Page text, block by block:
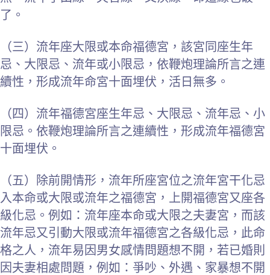
了。
（三）流年座大限或本命福德宮，該宮同座生年
忌、大限忌、流年或小限忌，依鞭炮理論所言之連
續性，形成流年命宮十面埋伏，活日無多。
（四）流年福德宮座生年忌、大限忌、流年忌、小
限忌。依鞭炮理論所言之連續性，形成流年福德宮
十面埋伏。
（五）除前開情形，流年所座宮位之流年宮干化忌
入本命或大限或流年之福德宮，上開福德宮又座各
級化忌。例如：流年座本命或大限之夫妻宮，而該
流年忌又引動大限或流年福德宮之各級化忌，此命
格之人，流年易因男女感情問題想不開，若已婚則
因夫妻相處問題，例如：爭吵、外遇、家暴想不開